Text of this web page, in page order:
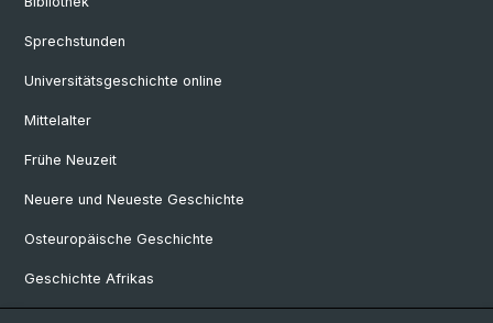
Sprechstunden
Universitätsgeschichte online
Mittelalter
Frühe Neuzeit
Neuere und Neueste Geschichte
Osteuropäische Geschichte
Geschichte Afrikas